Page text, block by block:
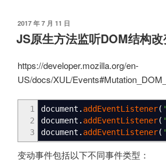
发
布
于
2017 年 7 月 11 日
JS原生方法监听DOM结构
https://developer.mozilla.org/en-
US/docs/XUL/
1
2
3
document. addEventListener(
document. addEventListener(
document. addEventListener(
变动事件包括以下不同事件类型：